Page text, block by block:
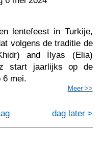
lentefeest in Turkije,
volgens de traditie de
and İlyas (Elia)
start jaarlijks op de
6 mei.
Meer >>
dag later >